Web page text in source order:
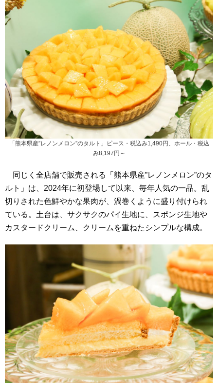
「熊本県産”レノンメロン”のタルト」ピース・税込み1,490円、ホール・税込
み8,197円～
同じく全店舗で販売される「熊本県産”レノンメロン”のタ
ルト」は、2024年に初登場して以来、毎年人気の一品。乱
切りされた色鮮やかな果肉が、渦巻くように盛り付けられ
ている。土台は、サクサクのパイ生地に、スポンジ生地や
カスタードクリーム、クリームを重ねたシンプルな構成。